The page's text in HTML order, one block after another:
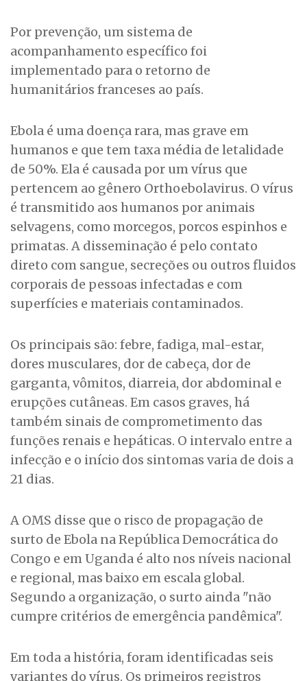
Por prevenção, um sistema de
acompanhamento específico foi
implementado para o retorno de
humanitários franceses ao país.
Ebola é uma doença rara, mas grave em
humanos e que tem taxa média de letalidade
de 50%. Ela é causada por um vírus que
pertencem ao gênero Orthoebolavirus. O vírus
é transmitido aos humanos por animais
selvagens, como morcegos, porcos espinhos e
primatas. A disseminação é pelo contato
direto com sangue, secreções ou outros fluidos
corporais de pessoas infectadas e com
superfícies e materiais contaminados.
Os principais são: febre, fadiga, mal-estar,
dores musculares, dor de cabeça, dor de
garganta, vômitos, diarreia, dor abdominal e
erupções cutâneas. Em casos graves, há
também sinais de comprometimento das
funções renais e hepáticas. O intervalo entre a
infecção e o início dos sintomas varia de dois a
21 dias.
A OMS disse que o risco de propagação de
surto de Ebola na República Democrática do
Congo e em Uganda é alto nos níveis nacional
e regional, mas baixo em escala global.
Segundo a organização, o surto ainda "não
cumpre critérios de emergência pandêmica".
Em toda a história, foram identificadas seis
variantes do vírus. Os primeiros registros